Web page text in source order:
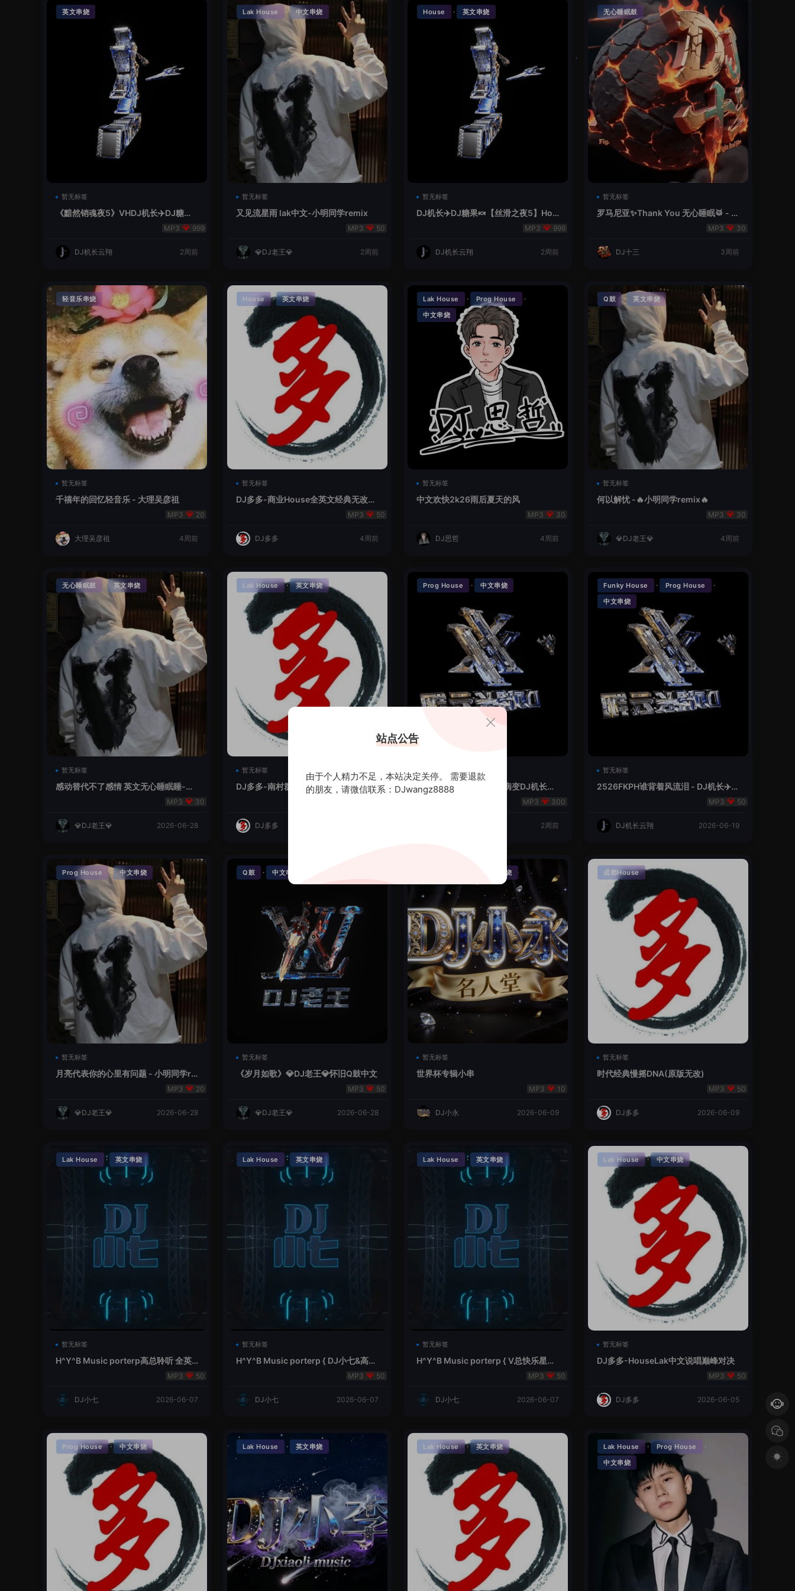
英文串烧
暂无标签
《黯然销魂夜5》VHDJ机长✈️DJ糖果
999
DJ机长云翔 2周前
Lak House · 中文串烧
暂无标签
又见流星雨 lak中文-小明同学remix
50
💎DJ老王💎 2周前
House · 英文串烧
暂无标签
DJ机长✈️DJ糖果🍬【丝滑之夜5】Hou
999
DJ机长云翔 2周前
无心睡眠鼓
暂无标签
罗马尼亚✨Thank You 无心睡眠🥁 - 十
30
DJ十三 3周前
轻音乐串烧
暂无标签
千禧年的回忆轻音乐 - 大理吴彦祖
20
大理吴彦祖 4周前
House · 英文串烧
暂无标签
DJ多多-商业House全英文经典无改版
50
DJ多多 4周前
Lak House · Prog House ·
中文串烧
暂无标签
中文欢快2k26雨后夏天的风
30
DJ思哲 4周前
Q鼓 · 英文串烧
暂无标签
何以解忧 -🔥小明同学remix🔥
30
💎DJ老王💎 4周前
无心睡眠鼓 · 英文串烧
暂无标签
感动替代不了感情 英文无心睡眠睡-小
30
💎DJ老王💎 2026-06-28
Lak House · 英文串烧
暂无标签
DJ多多-南村群童欺我老LakHouse全
DJ多多
Prog House · 中文串烧
暂无标签
时光回忆-讲真的爱你会病变DJ机长✈️
云翔
300
2周前
Funky House · Prog House ·
中文串烧
暂无标签
2526FKPH谁背着风流泪 - DJ机长✈️云
50
DJ机长云翔 2026-06-19
Prog House · 中文串烧
暂无标签
月亮代表你的心里有问题 - 小明同学re
20
💎DJ老王💎 2026-06-28
Q鼓 · 中文串烧
暂无标签
《岁月如歌》💎DJ老王💎怀旧Q鼓中文
50
💎DJ老王💎 2026-06-28
英文串烧
暂无标签
世界杯专辑小串
10
DJ小永 2026-06-09
成都House
暂无标签
时代经典慢摇DNA(原版无改)
50
DJ多多 2026-06-09
Lak House · 英文串烧
暂无标签
H^Y^B Music porterp高总聆听 全英
50
DJ小七 2026-06-07
Lak House · 英文串烧
暂无标签
H^Y^B Music porterp { DJ小七&高总
50
DJ小七 2026-06-07
Lak House · 英文串烧
暂无标签
H^Y^B Music porterp { V总快乐星球
50
DJ小七 2026-06-07
Lak House · 中文串烧
暂无标签
DJ多多-HouseLak中文说唱巅峰对决
50
DJ多多 2026-06-05
Prog House · 中文串烧 Lak House · 英文串烧 Lak House · 英文串烧 Lak House · Prog House ·
中文串烧
站点公告
由于个人精力不足，本站决定关停。 需要退款
的朋友，请微信联系：DJwangz8888